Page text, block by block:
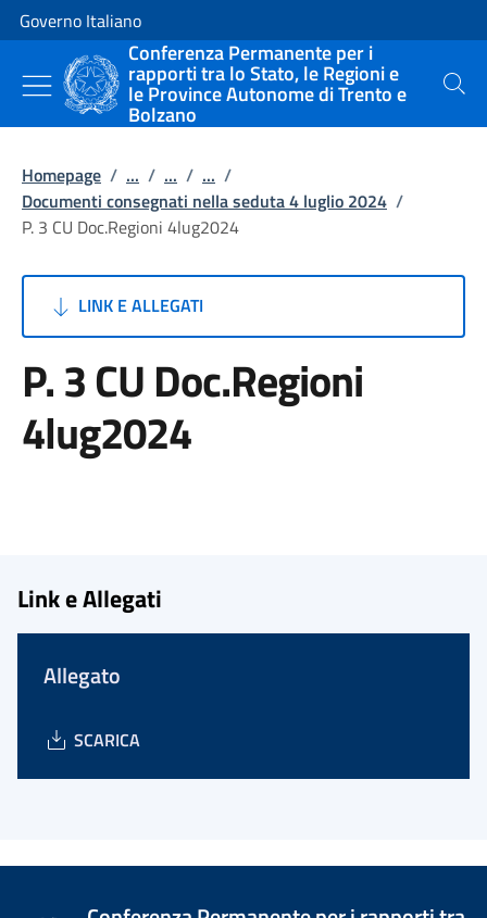
Vai al contenuto
Vai alla navigazione del sito
Governo Italiano
Conferenza Permanente per i
rapporti tra lo Stato, le Regioni e
le Province Autonome di Trento e
Bolzano
Cerca
Homepage / ... / ... / ... /
Documenti consegnati nella seduta 4 luglio 2024 /
P. 3 CU Doc.Regioni 4lug2024
LINK E ALLEGATI
P. 3 CU Doc.Regioni
4lug2024
Link e Allegati
Allegato
SCARICA